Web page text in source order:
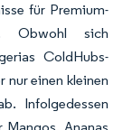
für Premium-
Obwohl sich
ColdHubs-
nur einen kleinen
Infolgedessen